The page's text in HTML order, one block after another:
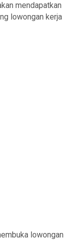
mendapatkan
lowongan kerja
lowongan